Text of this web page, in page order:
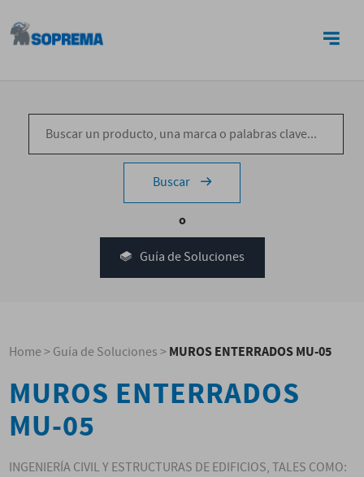
Buscar
o
Guía de Soluciones
Home>Guía de Soluciones>MUROS ENTERRADOS MU-05
MUROS ENTERRADOS
MU-05
INGENIERÍA CIVIL Y ESTRUCTURAS DE EDIFICIOS, TALES COMO: